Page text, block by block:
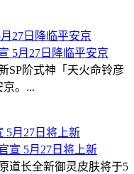
5月27日降临平安京
SP阶式神「天火命铃彦
京。...
宣 5月27日将上新
道长全新御灵皮肤将于5